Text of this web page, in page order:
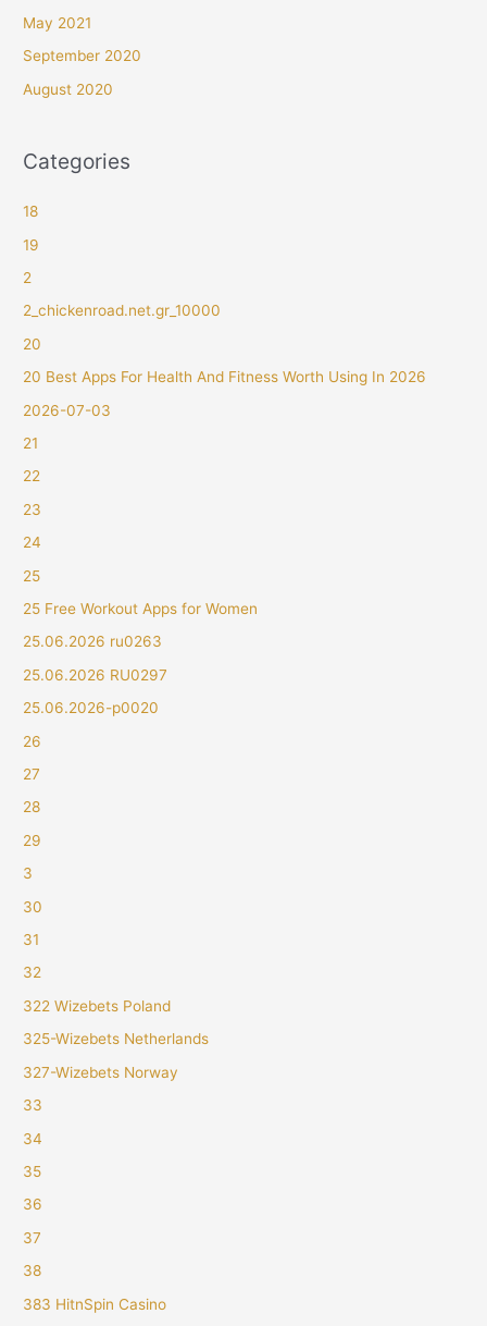
May 2021
September 2020
August 2020
Categories
18
19
2
2_chickenroad.net.gr_10000
20
20 Best Apps For Health And Fitness Worth Using In 2026
2026-07-03
21
22
23
24
25
25 Free Workout Apps for Women
25.06.2026 ru0263
25.06.2026 RU0297
25.06.2026-p0020
26
27
28
29
3
30
31
32
322 Wizebets Poland
325-Wizebets Netherlands
327-Wizebets Norway
33
34
35
36
37
38
383 HitnSpin Casino